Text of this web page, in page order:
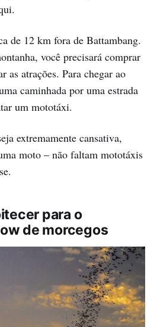
de 12 km fora de Battambang.
você precisará comprar
as atrações. Para chegar ao
caminhada por uma estrada
um mototáxi.
extremamente cansativa,
moto – não faltam mototáxis
para o
de morcegos